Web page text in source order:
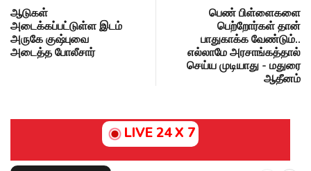
ஆடுகள்
அடைக்கப்பட்டுள்ள இடம்
அருகே குஷ்புவை
அடைத்த போலீசார்
பெண் பிள்ளைகளை
பெற்றோர்கள் தான்
பாதுகாக்க வேண்டும்..
எல்லாமே அரசாங்கத்தால்
செய்ய முடியாது - மதுரை
ஆதீனம்
LIVE 24 X 7